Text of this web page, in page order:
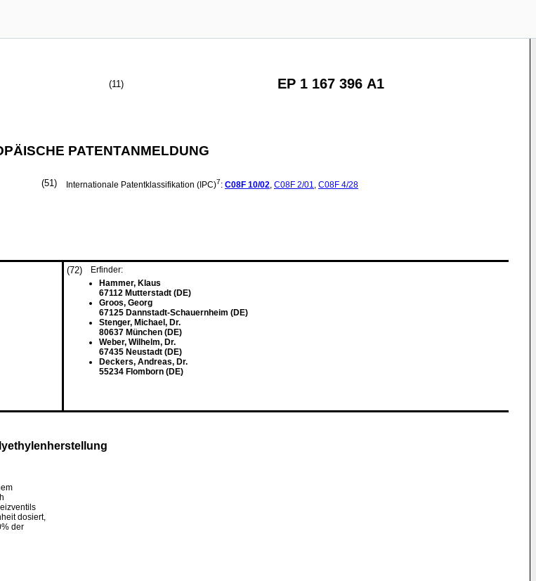
(11) EP 1 167 396 A1
PATENTANMELDUNG
(51) Internationale Patentklassifikation (IPC)7: C08F 10/02, C08F 2/01, C08F 4/28
(72)
Erfinder:
Hammer, Klaus
67112 Mutterstadt (DE)
Groos, Georg
67125 Dannstadt-Schauernheim (DE)
Stenger, Michael, Dr.
80637 München (DE)
Weber, Wilhelm, Dr.
67435 Neustadt (DE)
Deckers, Andreas, Dr.
55234 Flomborn (DE)
dosiert,
der